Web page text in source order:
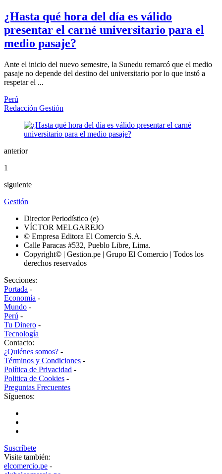
¿Hasta qué hora del día es válido
presentar el carné universitario para el
medio pasaje?
Ante el inicio del nuevo semestre, la Sunedu remarcó que el medio
pasaje no depende del destino del universitario por lo que instó a
respetar el ...
Perú
Redacción Gestión
anterior
1
siguiente
Gestión
Director Periodístico (e)
VÍCTOR MELGAREJO
© Empresa Editora El Comercio S.A.
Calle Paracas #532, Pueblo Libre, Lima.
Copyright© | Gestion.pe | Grupo El Comercio | Todos los
derechos reservados
Secciones:
Portada -
Economía -
Mundo -
Perú -
Tu Dinero -
Tecnología
Contacto:
¿Quiénes somos? -
Términos y Condiciones -
Política de Privacidad -
Politica de Cookies -
Preguntas Frecuentes
Síguenos:
Suscríbete
Visite también:
elcomercio.pe -